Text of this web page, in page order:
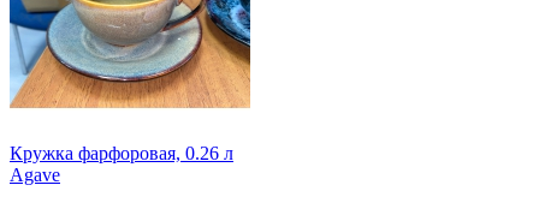
Кружка фарфоровая, 0.26 л
Agave